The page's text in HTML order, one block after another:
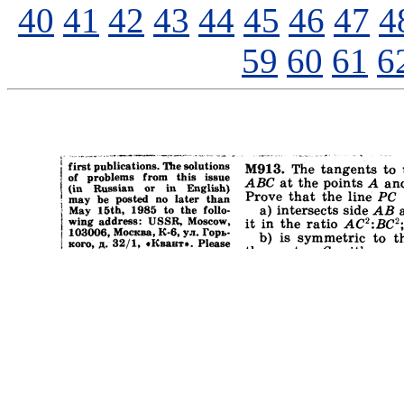
40 41 42 43 44 45 46 47
59 60 61